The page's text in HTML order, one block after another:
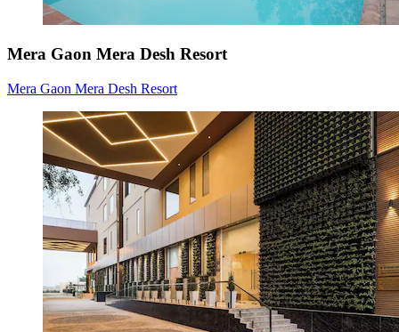
Mera Gaon Mera Desh Resort
Mera Gaon Mera Desh Resort